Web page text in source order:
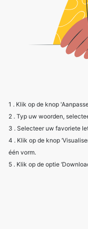
1 . Klik op de knop
2 . Typ uw woorden,
3 . Selecteer uw favoriete
4 . Klik op de knop
één vorm.
5 . Klik op de optie